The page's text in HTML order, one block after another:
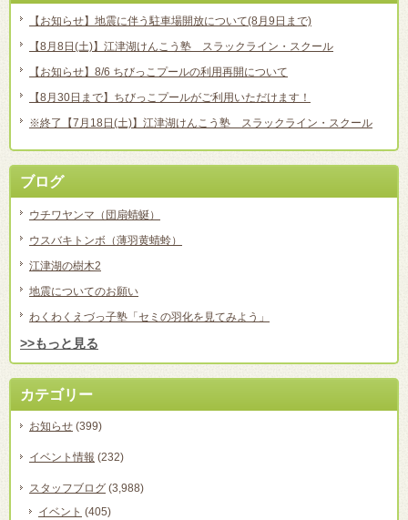
【お知らせ】地震に伴う駐車場開放について(8月9日まで)
【8月8日(土)】江津湖けんこう塾 スラックライン・スクール
【お知らせ】8/6 ちびっこプールの利用再開について
【8月30日まで】ちびっこプールがご利用いただけます！
※終了【7月18日(土)】江津湖けんこう塾 スラックライン・スクール
ブログ
ウチワヤンマ（団扇蜻蜒）
ウスバキトンボ（薄羽黄蜻蛉）
江津湖の樹木2
地震についてのお願い
わくわくえづっ子塾「セミの羽化を見てみよう」
>>もっと見る
カテゴリー
お知らせ (399)
イベント情報 (232)
スタッフブログ (3,988)
イベント (405)